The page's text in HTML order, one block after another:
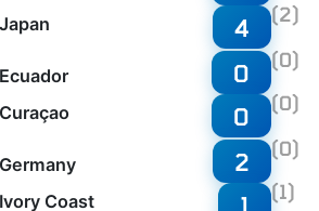
Japan
4 (2)
Ecuador
Curaçao
0 (0)
0 (0)
Germany
Ivory Coast
2 (0)
1 (1)